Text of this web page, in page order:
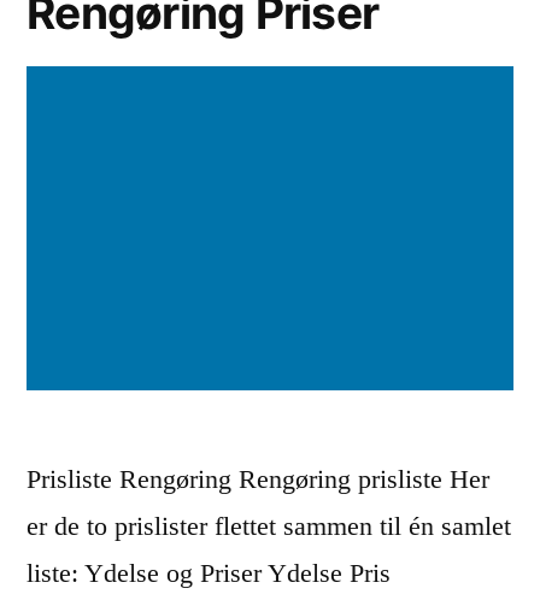
Rengøring Priser
Prisliste Rengøring Rengøring prisliste Her
er de to prislister flettet sammen til én samlet
liste: Ydelse og Priser Ydelse Pris